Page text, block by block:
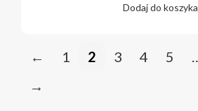
Dodaj do koszyka
← 1 2 3 4 5
→